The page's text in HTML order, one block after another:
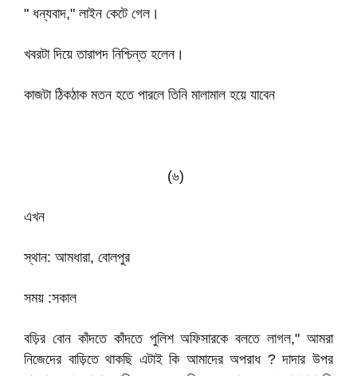
" ধন্যবাদ," লাইন কেটে গেল।
খবরটা দিয়ে তারাপদ নিশ্চিন্ত হলেন।
কাজটা ঠিকঠাক মতন হতে পারলে তিনি মালামাল হয়ে যাবেন
(৬)
এখন
স্থান: আমধারা, বোলপুর
সময় :সকাল
বড়ির বোন কাঁদতে কাঁদতে পুলিশ অফিসারকে বলতে লাগল," আমরা
নিজেদের বাড়িতে থাকছি এটাই কি আমাদের অপরাধ ? দাদার উপর